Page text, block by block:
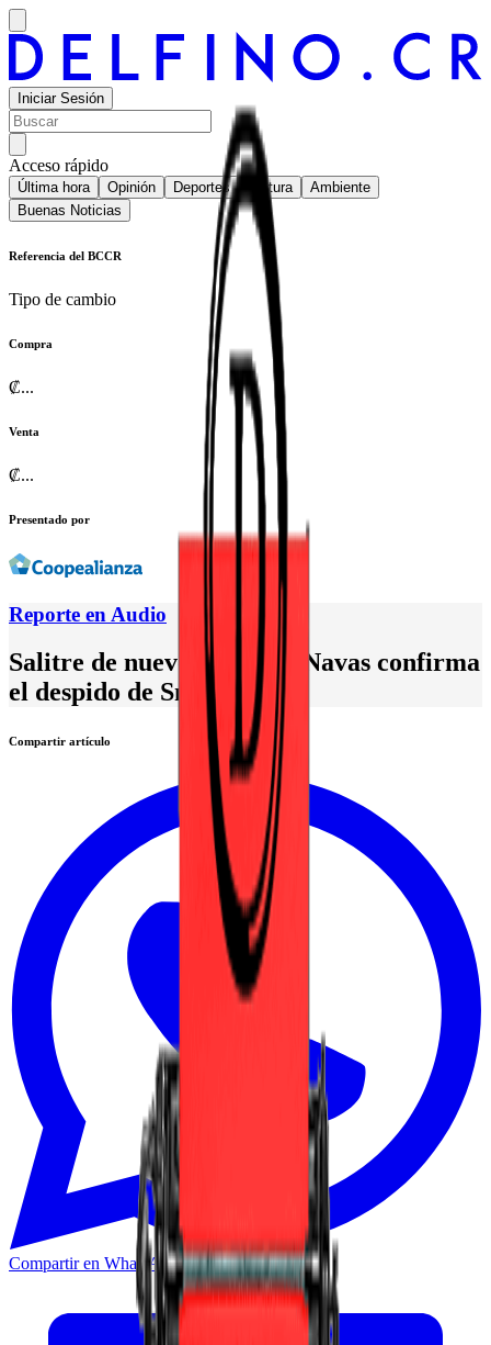
Iniciar Sesión
Acceso rápido
Última hora Opinión Deportes Cultura
Ambiente
Buenas Noticias
Referencia del BCCR
Tipo de cambio
Compra
₡...
Venta
₡...
Presentado por
Reporte en Audio
Salitre de nuevo en crisis, Navas confirma
el despido de Smith
Compartir artículo
Compartir en WhatsApp